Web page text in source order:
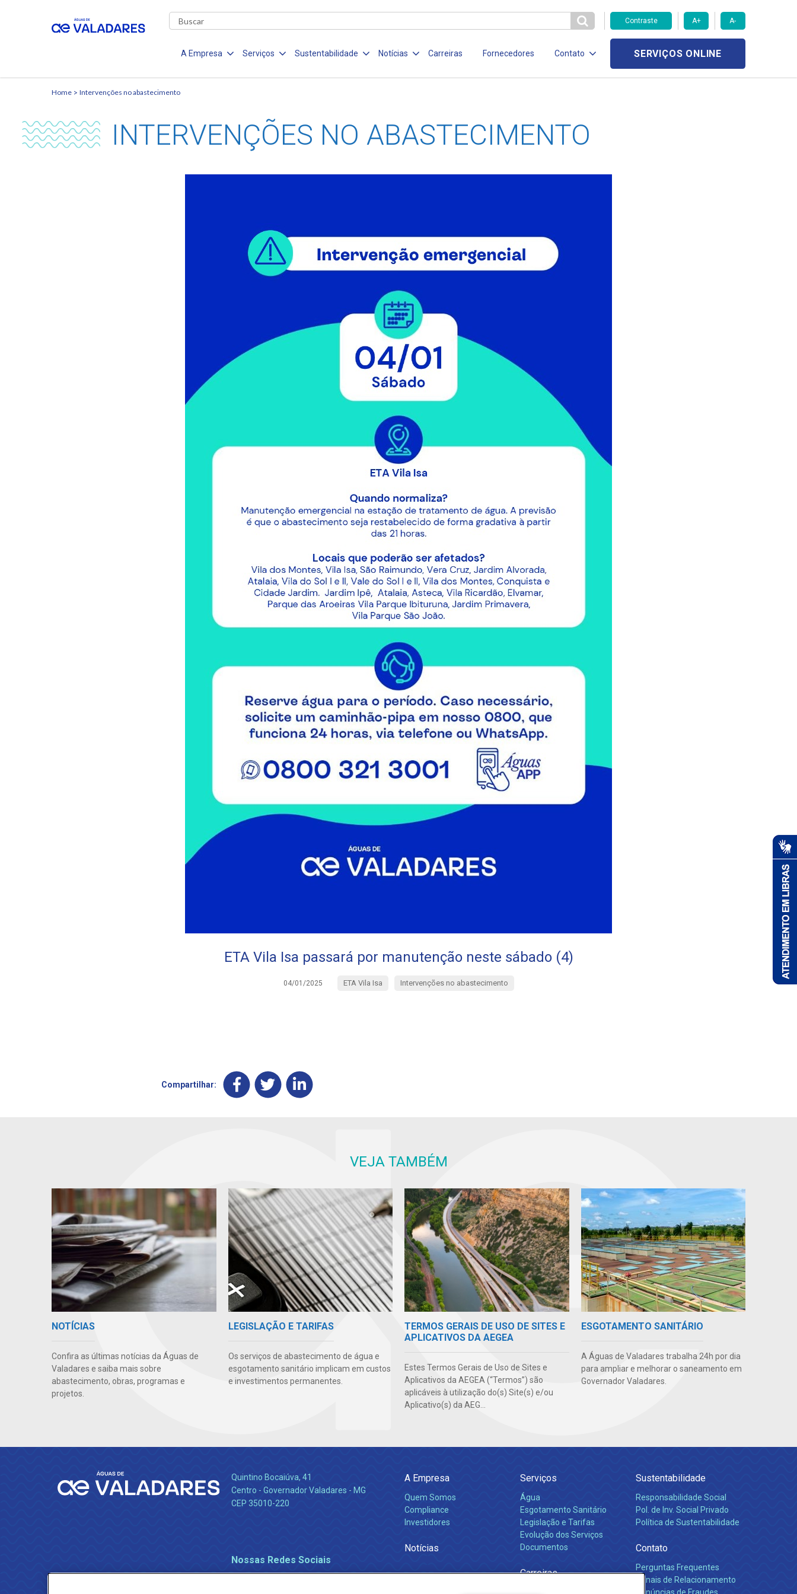
Contraste A+ A-
A Empresa Serviços Sustentabilidade Notícias Carreiras Fornecedores Contato SERVIÇOS ONLINE
Home Intervenções no abastecimento
INTERVENÇÕES NO ABASTECIMENTO
ETA Vila Isa passará por manutenção neste sábado (4)
04/01/2025 ETA Vila Isa Intervenções no abastecimento
Compartilhar:
VEJA TAMBÉM
NOTÍCIAS
Confira as últimas notícias da Águas de
Valadares e saiba mais sobre
abastecimento, obras, programas e
projetos.
LEGISLAÇÃO E TARIFAS
Os serviços de abastecimento de água e
esgotamento sanitário implicam em custos
e investimentos permanentes.
TERMOS GERAIS DE USO DE SITES E
APLICATIVOS DA AEGEA
Estes Termos Gerais de Uso de Sites e
Aplicativos da AEGEA (“Termos”) são
aplicáveis à utilização do(s) Site(s) e/ou
Aplicativo(s) da AEG...
ESGOTAMENTO SANITÁRIO
A Águas de Valadares trabalha 24h por dia
para ampliar e melhorar o saneamento em
Governador Valadares.
Quintino Bocaiúva, 41
Centro - Governador Valadares - MG
CEP 35010-220
Nossas Redes Sociais
A Empresa
Quem Somos
Compliance
Investidores
Notícias
Serviços
Água
Esgotamento Sanitário
Legislação e Tarifas
Evolução dos Serviços
Documentos
Carreiras
Sustentabilidade
Responsabilidade Social
Pol. de Inv. Social Privado
Política de Sustentabilidade
Contato
Perguntas Frequentes
Canais de Relacionamento